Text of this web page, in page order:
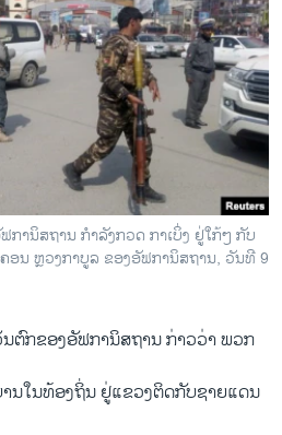
ການິສຖານ ກຳລັງກວດ ກາເບິ່ງ ຢູ່ໃກ້ໆ ກັບ
ອນ ຫຼວງກາບູລ ຂອງອັຟການິສຖານ, ວັນທີ 9
ຕົກຂອງອັຟການິສຖານ ກ່າວວ່າ ພວກ
ານໃນທ້ອງຖິ່ນ ຢູ່ແຂວງຕິດກັບຊາຍແດນ